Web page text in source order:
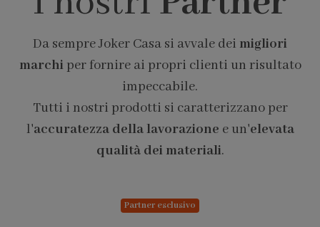
Da sempre Joker Casa si avvale dei migliori
marchiper fornire ai propri clienti un risultato
impeccabile.
Tutti i nostri prodotti si caratterizzano per
l'accuratezza della lavorazione e un'elevata
qualità dei materiali.
Partner esclusivo